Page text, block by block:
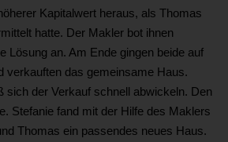
Kapitalwert heraus, als Thomas
hatte. Der Makler bot ihnen
Lösung an. Am Ende gingen beide auf
verkauften das gemeinsame Haus.
sich der Verkauf schnell abwickeln. Den
Stefanie fand mit der Hilfe des Maklers
Thomas ein passendes neues Haus.